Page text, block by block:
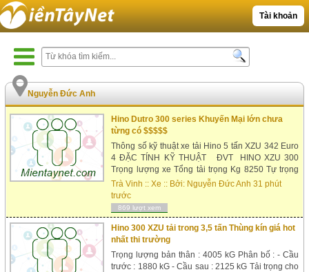
Tài khoản
Nguyễn Đức Anh
Hino Dutro 300 series Khuyến Mại lớn chưa
từng có $$$$$
Thông số kỹ thuật xe tải Hino 5 tấn XZU 342 Euro
4 ĐẶC TÍNH KỸ THUẬT ĐVT HINO XZU 300
Trọng lượng xe Tổng tải trọng Kg 8250 Tự trọng
Kg 2355 Kích thước xe Kích thước (D x R x C) mm
6010 x 1955 x 2140 Chiều dài cơ sở mm 3380
Chiều rộn...
Trà Vinh ::Xe :: Bởi: Nguyễn Đức Anh 31 phút
trước
869 lượt xem
Hino 300 XZU tải trong 3,5 tấn Thùng kín giá hot
nhất thi trường
Trọng lượng bản thân : 4005 kG Phân bố : - Cầu
trước : 1880 kG - Cầu sau : 2125 kG Tải trọng cho